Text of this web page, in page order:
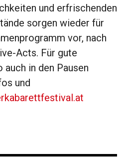
und erfrischenden
sorgen wieder für
vor, nach
Acts. Für gute
in den Pausen
und